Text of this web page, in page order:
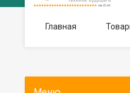
Главная